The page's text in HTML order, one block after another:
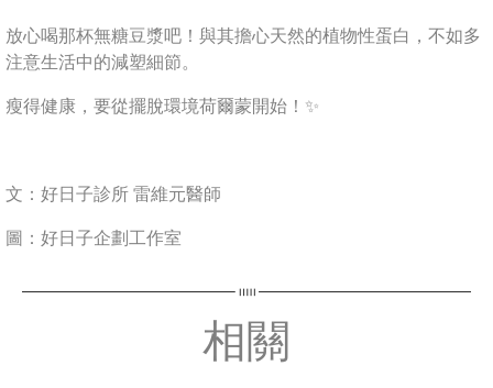
放心喝那杯無糖豆漿吧！與其擔心天然的植物性蛋白，不如多
注意生活中的減塑細節。
瘦得健康，要從擺脫環境荷爾蒙開始！✨
文：好日子診所 雷維元醫師
圖：好日子企劃工作室
相關